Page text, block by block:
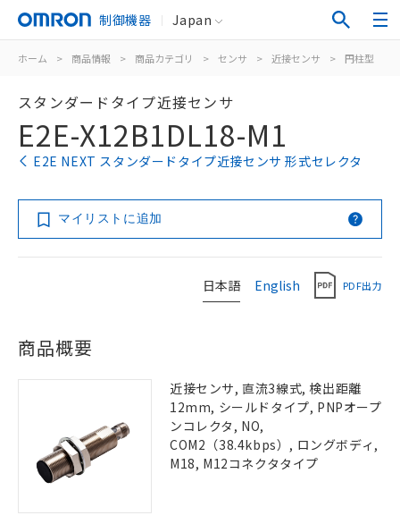
制御機器 Japan
ホーム > 商品情報 > 商品カテゴリ > センサ > 近接センサ > 円柱型
スタンダードタイプ近接センサ
E2E-X12B1DL18-M1
E2E NEXT スタンダードタイプ近接センサ 形式セレクタ
マイリストに追加
日本語 English PDF出力
商品概要
近接センサ, 直流3線式, 検出距離
12mm, シールドタイプ, PNPオープ
ンコレクタ, NO,
COM2（38.4kbps）, ロングボディ,
M18, M12コネクタタイプ